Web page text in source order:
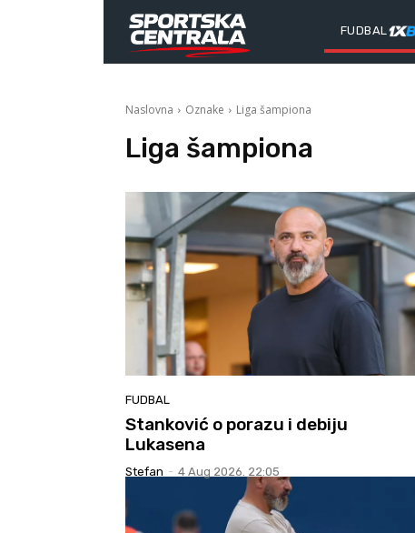
FUDBAL
Naslovna Oznake Liga šampiona
Liga šampiona
FUDBAL
Stanković o porazu i debiju
Lukasena
Stefan - 4 Aug 2026. 22:05